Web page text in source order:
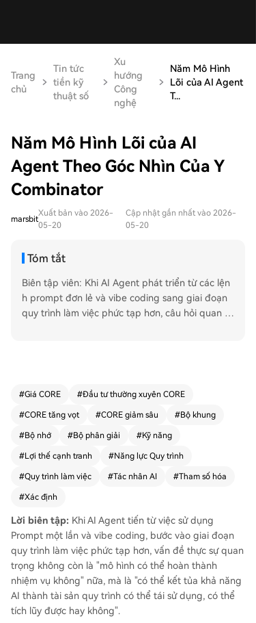
Trang
chủ
Tin tức
tiền kỹ
thuật số
Xu
hướng
Công
nghệ
Năm Mô Hình
Lõi của AI Agent
T...
Năm Mô Hình Lõi của AI
Agent Theo Góc Nhìn Của Y
Combinator
marsbit
Xuất bản vào 2026-
05-20
Cập nhật gần nhất vào 2026-
05-20
Tóm tắt
Biên tập viên: Khi AI Agent phát triển từ các lện
h prompt đơn lẻ và vibe coding sang giai đoạn
quy trình làm việc phức tạp hơn, câu hỏi quan tr
rry Tan, tổng kết năm hình thái cốt lõi mà nhiều
de Code, Hermes đang hướng tới: 1. **Kỹ năng
(Skills) có thể tham số hóa:** Giống như một lện
oạt vấn đề nhờ thay đổi tham số đầu vào, thay v
ì chỉ một nhiệm vụ cụ thể như SOP truyền thống.
2. **Khung thực thi nhẹ (Thin Harness):** Đóng v
ụ, quản lý ngữ cảnh với code cốt lõi chỉ khoảng
200 dòng. Lỗi phổ biến là làm "phình to" Harnes
s với quá nhiều công cụ, dẫn đến "thối rữa ngữ c
ảnh". 3. **Bộ định tuyến (Resolvers):** Giải quyết
vấn đề "thối rữa ngữ cảnh" bằng cách lập bảng
định tuyến rõ ràng, ánh xạ loại nhiệm vụ với Skill
cần gọi, đảm bảo đầu ra ổn định, đúng vị trí. 4. *
#Giá CORE #Đầu tư thường xuyên CORE
#CORE tăng vọt #CORE giảm sâu #Bộ khung
#Bộ nhớ #Bộ phân giải #Kỹ năng
#Lợi thế cạnh tranh #Năng lực Quy trình
#Quy trình làm việc #Tác nhân AI #Tham số hóa
#Xác định
Lời biên tập: Khi AI Agent tiến từ việc sử dụng
Prompt một lần và vibe coding, bước vào giai đoạn
quy trình làm việc phức tạp hơn, vấn đề thực sự quan
trọng không còn là "mô hình có thể hoàn thành
nhiệm vụ không" nữa, mà là "có thể kết tủa khả năng
AI thành tài sản quy trình có thể tái sử dụng, có thể
tích lũy được hay không".